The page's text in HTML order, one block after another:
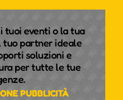
tuoi eventi o la tua
tuo partner ideale
soluzioni e
per tutte le tue
PUBBLICITÀ